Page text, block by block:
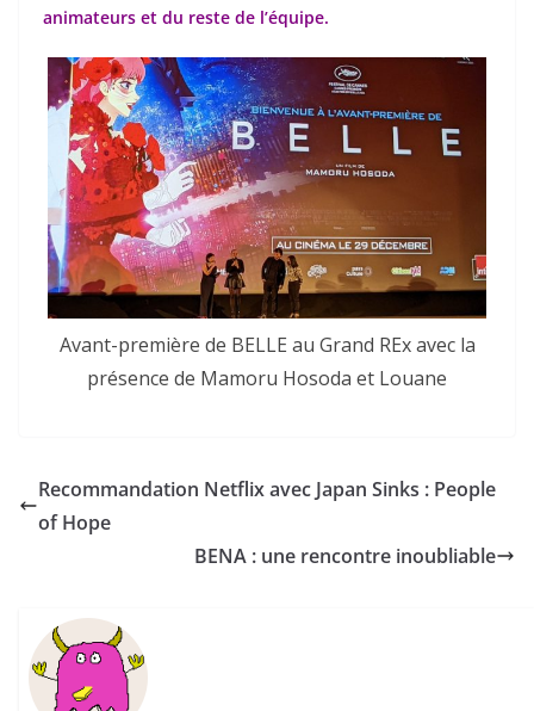
animateurs et du reste de l’équipe.
Avant-première de BELLE au Grand REx avec la
présence de Mamoru Hosoda et Louane
Recommandation Netflix avec Japan Sinks : People
of Hope
BENA : une rencontre inoubliable